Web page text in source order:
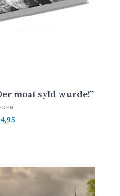
moat syld wurde!”